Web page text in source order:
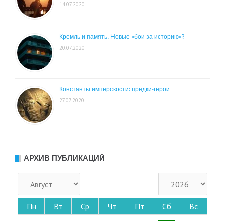
14.07.2020
Кремль и память. Новые «бои за историю»?
20.07.2020
Константы имперскости: предки-герои
27.07.2020
АРХИВ ПУБЛИКАЦИЙ
Пн Вт Ср Чт Пт Сб Вс